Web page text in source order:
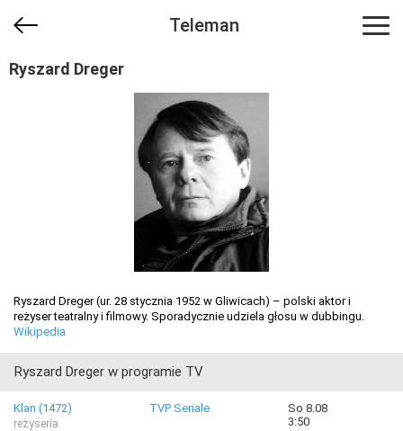
Teleman
Ryszard Dreger
Ryszard Dreger (ur. 28 stycznia 1952 w Gliwicach) – polski aktor i
reżyser teatralny i filmowy. Sporadycznie udziela głosu w dubbingu.
Wikipedia
Ryszard Dreger w programie TV
Klan (1472)
reżyseria
TVP Seriale
So 8.08
3:50